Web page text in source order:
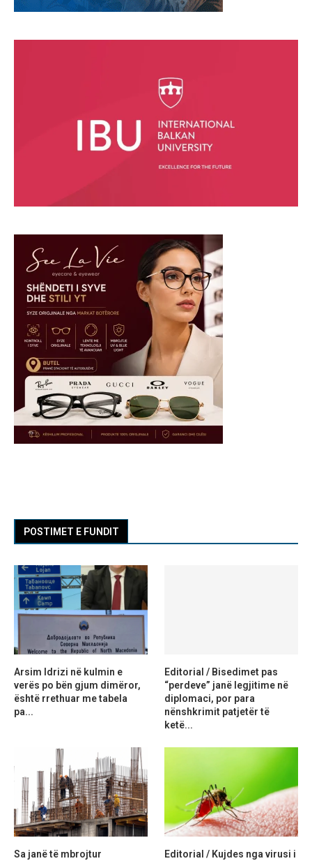
POSTIMET E FUNDIT
Arsim Idrizi në kulmin e
verës po bën gjum dimëror,
është rrethuar me tabela
pa...
Editorial / Bisedimet pas
“perdeve” janë legjitime në
diplomaci, por para
nënshkrimit patjetër të
ketë...
Sa janë të mbrojtur
Editorial / Kujdes nga virusi i